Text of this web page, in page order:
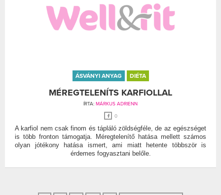
ÁSVÁNYI ANYAG DIÉTA
MÉREGTELENÍTS KARFIOLLAL
ÍRTA: MÁRKUS ADRIENN
0
A karfiol nem csak finom és tápláló zöldségféle, de az egészséget
is több fronton támogatja. Méregtelenítő hatása mellett számos
olyan jótékony hatása ismert, ami miatt hetente többször is
érdemes fogyasztani belőle.